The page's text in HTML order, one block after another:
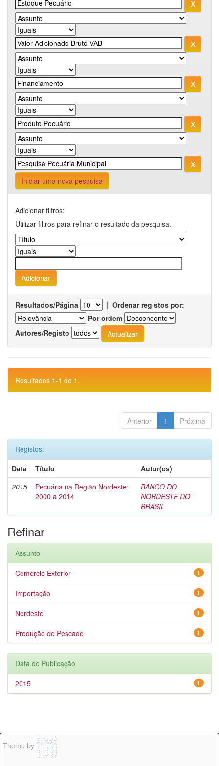
Iniciar uma nova pesquisa
Adicionar filtros:
Utilizar filtros para refinar o resultado da pesquisa.
Resultados/Página | Ordenar registos por:
Por ordem
Autores/Registo
Resultados 1-1 de 1.
Anterior 1 Próxima
Registos:
Data
Título
Autor(es)
2015
Pecuária na Região Nordeste:
2000 a 2014
BANCO DO
NORDESTE DO
BRASIL
Refinar
Assunto
1
Comércio Exterior
1
Importação
1
Nordeste
1
Produção de Pescado
Data de Publicação
1
2015
Theme by